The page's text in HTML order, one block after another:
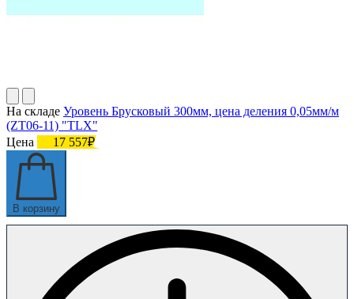
На складе Уровень Брусковый 300мм, цена деления 0,05мм/м
(ZT06-11) "TLX"
Цена
17 557₽
В корзину